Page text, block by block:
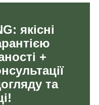
якісні
+
та